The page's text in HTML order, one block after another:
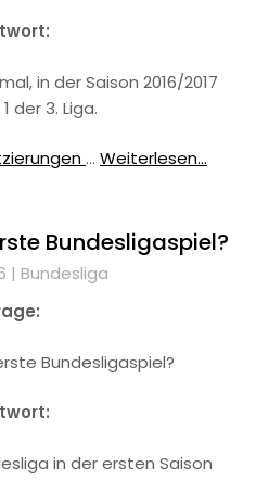
in der Saison 2016/2017
der 3. Liga.
… Weiterlesen...
Bundesligaspiel?
| Bundesliga
Bundesligaspiel?
in der ersten Saison